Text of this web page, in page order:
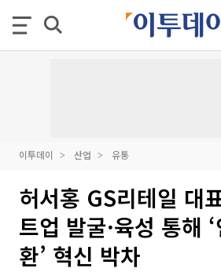
이투데이 산업 유통
허서홍 GS리테일 대
트업 발굴·육성 통해
환’ 혁신 박차